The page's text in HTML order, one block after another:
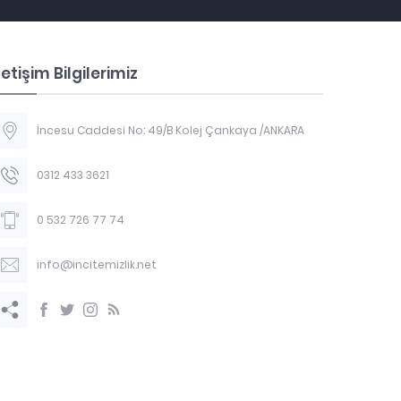
Bilgilerimiz
İncesu Caddesi No: 49/B Kolej Çankaya /ANKARA
0312 433 3621
0 532 726 77 74
info@incitemizlik.net